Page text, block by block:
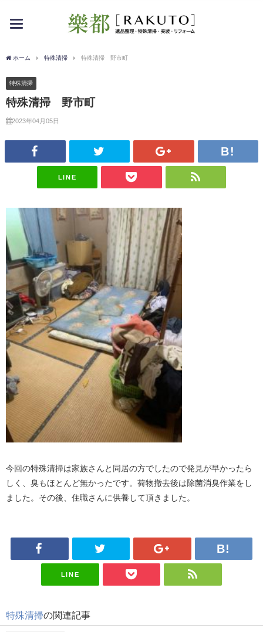
toggle
ホーム 特殊清掃 特殊清掃 野市町
特殊清掃
特殊清掃 野市町
2023年04月05日
LINE
今回の特殊清掃は家族さんと同居の方でしたので発見が早かったら
しく、臭もほとんど無かったです。荷物撤去後は除菌消臭作業をし
ました。その後、住職さんに供養して頂きました。
LINE
特殊清掃の関連記事